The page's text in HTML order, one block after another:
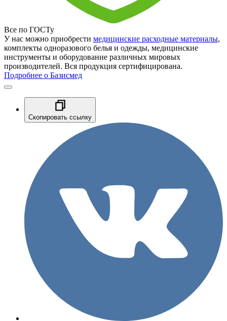
Все по ГОСТу
У нас можно приобрести медицинские расходные материалы,
комплекты одноразового белья и одежды, медицинские
инструменты и оборудование различных мировых
производителей. Вся продукция сертифицирована.
Подробнее о Базисмед
Скопировать ссылку